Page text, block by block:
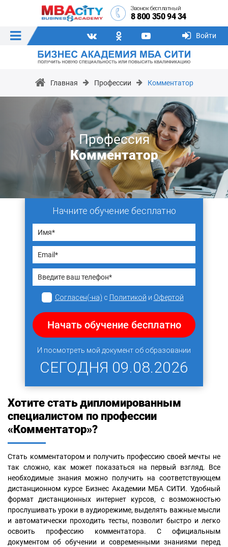
Звонок бесплатный
8 800 350 94 34
Войти
Главная Профессии Комментатор
Профессия
Комментатор
Начните обучение бесплатно
Согласен(-на) с Политикой и Офертой
Начать обучение бесплатно
И посмотреть мой документ об образовании
СЕГОДНЯ 09.08.2026
Хотите стать дипломированным
специалистом по профессии
«Комментатор»?
Стать комментатором и получить профессию своей мечты не
так сложно, как может показаться на первый взгляд. Все
необходимые знания можно получить на соответствующем
дистанционном курсе Бизнес Академии МБА СИТИ. Удобный
формат дистанционных интернет курсов, с возможностью
прослушивать уроки в аудиорежиме, выделять важные мысли
и автоматически проходить тесты, позволит быстро и легко
освоить профессию комментатора. С официальным
документом об обучении и современными знаниями перед